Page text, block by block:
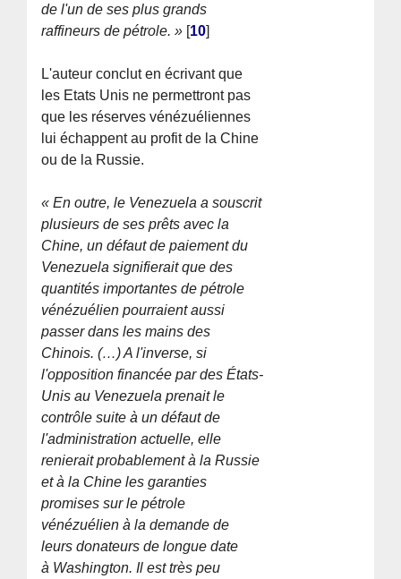
de l'un de ses plus grands
raffineurs de pétrole. » [10]
L'auteur conclut en écrivant que
les Etats Unis ne permettront pas
que les réserves vénézuéliennes
lui échappent au profit de la Chine
ou de la Russie.
« En outre, le Venezuela a souscrit
plusieurs de ses prêts avec la
Chine, un défaut de paiement du
Venezuela signifierait que des
quantités importantes de pétrole
vénézuélien pourraient aussi
passer dans les mains des
Chinois. (…) A l'inverse, si
l'opposition financée par des États-
Unis au Venezuela prenait le
contrôle suite à un défaut de
l'administration actuelle, elle
renierait probablement à la Russie
et à la Chine les garanties
promises sur le pétrole
vénézuélien à la demande de
leurs donateurs de longue date
à Washington. Il est très peu